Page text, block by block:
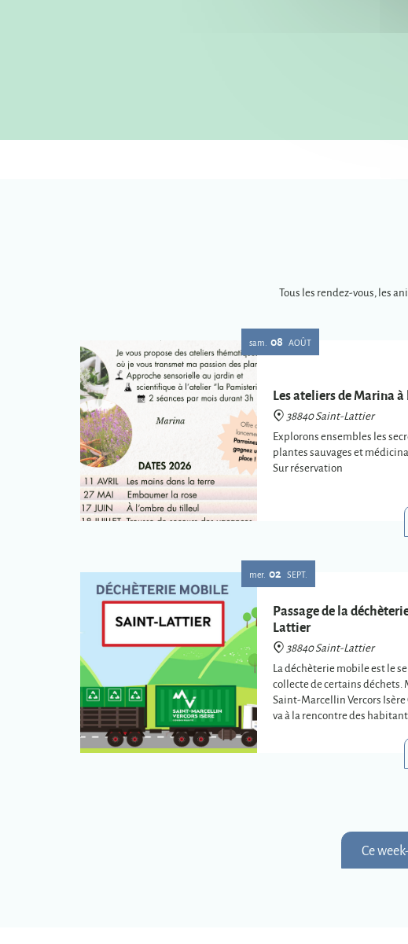
Tous les rendez-vous, les
sam. 08 AOÛT
Les ateliers de Marina
38840 Saint-Lattier
Explorons ensembles les
plantes sauvages et
Sur réservation
mer. 02 SEPT.
Passage de la
Lattier
38840 Saint-Lattier
La déchèterie mobile est le
collecte de certains déchets.
Saint-Marcellin Vercors
va à la rencontre des
Ce